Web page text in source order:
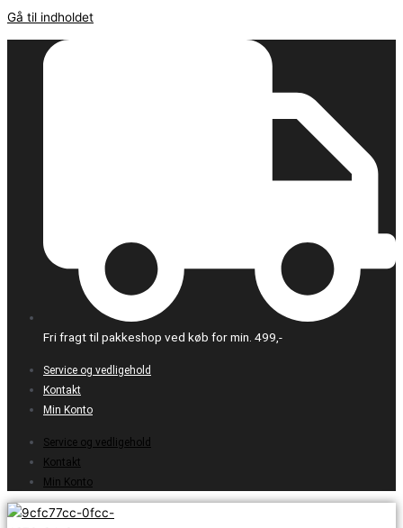
Gå til indholdet
Fri fragt til pakkeshop ved køb for min. 499,-
Service og vedligehold
Kontakt
Min Konto
Service og vedligehold
Kontakt
Min Konto